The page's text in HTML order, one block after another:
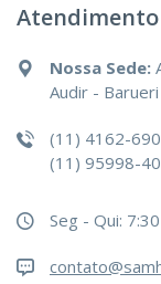
Atendimento
Nossa Sede:
Audir - Barueri
(11) 4162-
(11) 95998-
Seg - Qui: